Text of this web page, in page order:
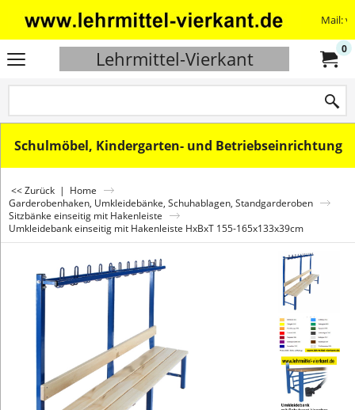
Mail:
Lehrmittel-Vierkant 0
Schulmöbel, Kindergarten- und Betriebseinrichtung
<< Zurück | Home
Garderobenhaken, Umkleidebänke, Schuhablagen, Standgarderoben
Sitzbänke einseitig mit Hakenleiste
Umkleidebank einseitig mit Hakenleiste HxBxT 155-165x133x39cm